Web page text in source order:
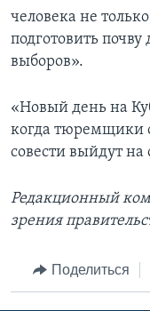
человека не
подготовить
выборов».
«Новый день на
когда тюремщики
совести выйдут
Редакционный
зрения
Поделиться